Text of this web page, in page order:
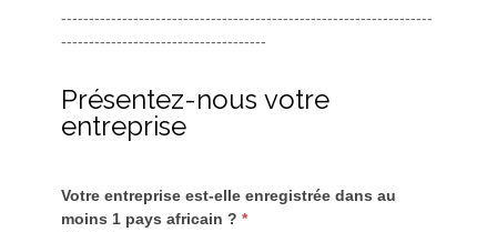
-------------------------------------------------------------------
-------------------------------------
Présentez-nous votre
entreprise
Votre entreprise est-elle enregistrée dans au
moins 1 pays africain ? *